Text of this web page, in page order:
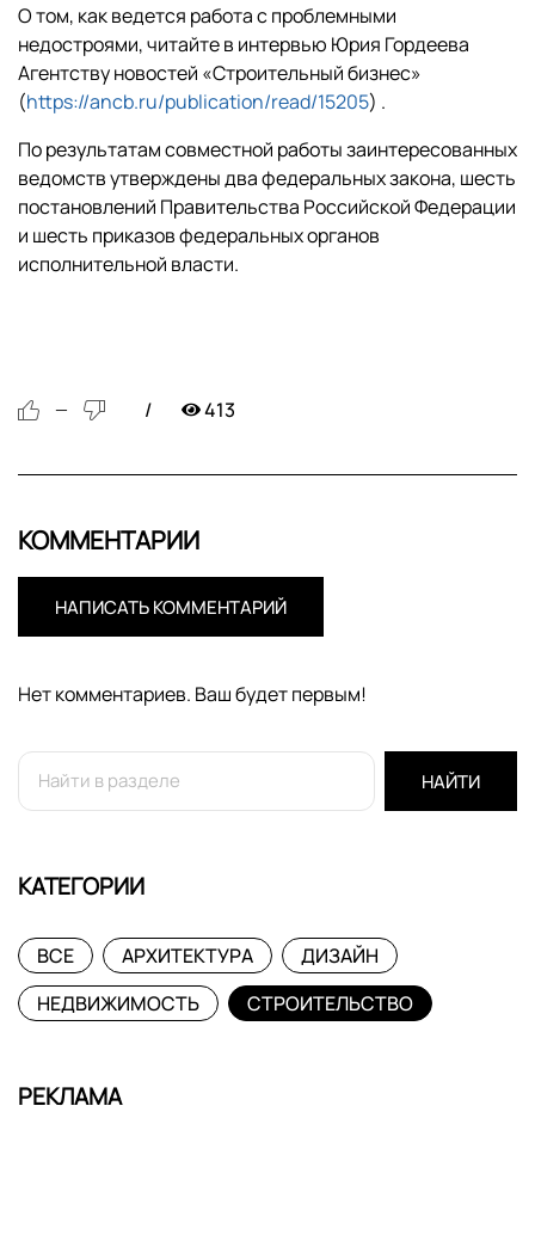
О том, как ведется работа с проблемными
недостроями, читайте в интервью Юрия Гордеева
Агентству новостей «Строительный бизнес»
(https://ancb.ru/publication/read/15205) .
По результатам совместной работы заинтересованных
ведомств утверждены два федеральных закона, шесть
постановлений Правительства Российской Федерации
и шесть приказов федеральных органов
исполнительной власти.
— 413
КОММЕНТАРИИ
НАПИСАТЬ КОММЕНТАРИЙ
Нет комментариев. Ваш будет первым!
НАЙТИ
КАТЕГОРИИ
ВСЕ АРХИТЕКТУРА
ДИЗАЙН
НЕДВИЖИМОСТЬ
СТРОИТЕЛЬСТВО
РЕКЛАМА